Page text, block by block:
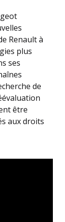
Renault à
plus
ses
de
être
aux droits